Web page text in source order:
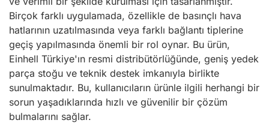
Birçok farklı uygulamada, özellikle de basınçlı hava
hatlarının uzatılmasında veya farklı bağlantı tiplerine
geçiş yapılmasında önemli bir rol oynar. Bu ürün,
Einhell Türkiye'ın resmi distribütörlüğünde, geniş yedek
parça stoğu ve teknik destek imkanıyla birlikte
sunulmaktadır. Bu, kullanıcıların ürünle ilgili herhangi bir
sorun yaşadıklarında hızlı ve güvenilir bir çözüm
bulmalarını sağlar.